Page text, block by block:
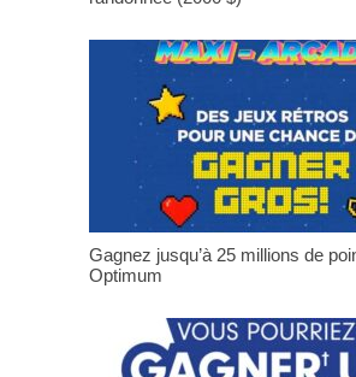
Gagnez jusqu’à 25 millions de
Optimum